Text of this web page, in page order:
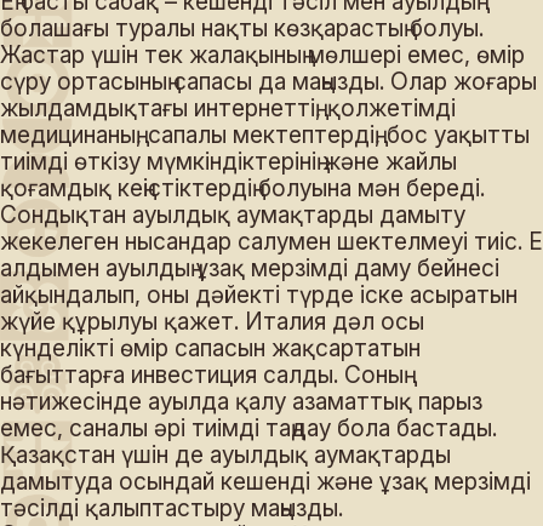
болашағы туралы нақты көзқарастың болуы.
Жастар үшін тек жалақының мөлшері емес, өмір
сүру ортасының сапасы да маңызды. Олар жоғары
жылдамдықтағы интернеттің, қолжетімді
медицинаның, сапалы мектептердің, бос уақытты
тиімді өткізу мүмкіндіктерінің және жайлы
қоғамдық кеңістіктердің болуына мән береді.
Сондықтан ауылдық аумақтарды дамыту
жекелеген нысандар салумен шектелмеуі тиіс. Ең
алдымен ауылдың ұзақ мерзімді даму бейнесі
айқындалып, оны дәйекті түрде іске асыратын
жүйе құрылуы қажет. Италия дәл осы
күнделікті өмір сапасын жақсартатын
бағыттарға инвестиция салды. Соның
нәтижесінде ауылда қалу азаматтық парыз
емес, саналы әрі тиімді таңдау бола бастады.
Қазақстан үшін де ауылдық аумақтарды
дамытуда осындай кешенді және ұзақ мерзімді
тәсілді қалыптастыру маңызды.